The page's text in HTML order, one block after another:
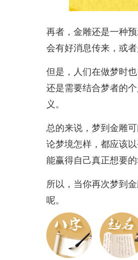
再者，金雕还是一种
会有好消息传来，或
但是，人们在做梦时
还是需要结合梦者的
义。
总的来说，梦到金雕
论梦境怎样，都应该
能赢得自己真正想要的
所以，当你再次梦到
呢。